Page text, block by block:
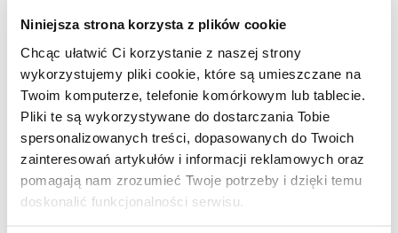
Niniejsza strona korzysta z plików cookie
Chcąc ułatwić Ci korzystanie z naszej strony
wykorzystujemy pliki cookie, które są umieszczane na
Twoim komputerze, telefonie komórkowym lub tablecie.
Pliki te są wykorzystywane do dostarczania Tobie
spersonalizowanych treści, dopasowanych do Twoich
zainteresowań artykułów i informacji reklamowych oraz
pomagają nam zrozumieć Twoje potrzeby i dzięki temu
doskonalić funkcjonalności serwisu.
związanych z ograniczeniem ruchu albo
kwestiami dostępności np. paliw lotniczych, to
powinien być to dobry rok. Branża szykuje się
na kolejne wzrosty i planuje je dość
optymistycznie. My również spodziewamy się,
że to powinien być dla nas kolejny dobry i